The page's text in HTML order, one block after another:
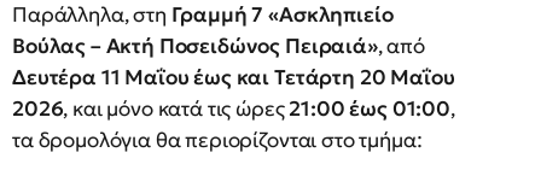
Παράλληλα, στη Γραμμή 7 «Ασκληπιείο
Βούλας – Ακτή Ποσειδώνος Πειραιά», από
Δευτέρα 11 Μαΐου έως και Τετάρτη 20 Μαΐου
2026, και μόνο κατά τις ώρες21:00 έως 01:00,
τα δρομολόγια θα περιορίζονται στο τμήμα: